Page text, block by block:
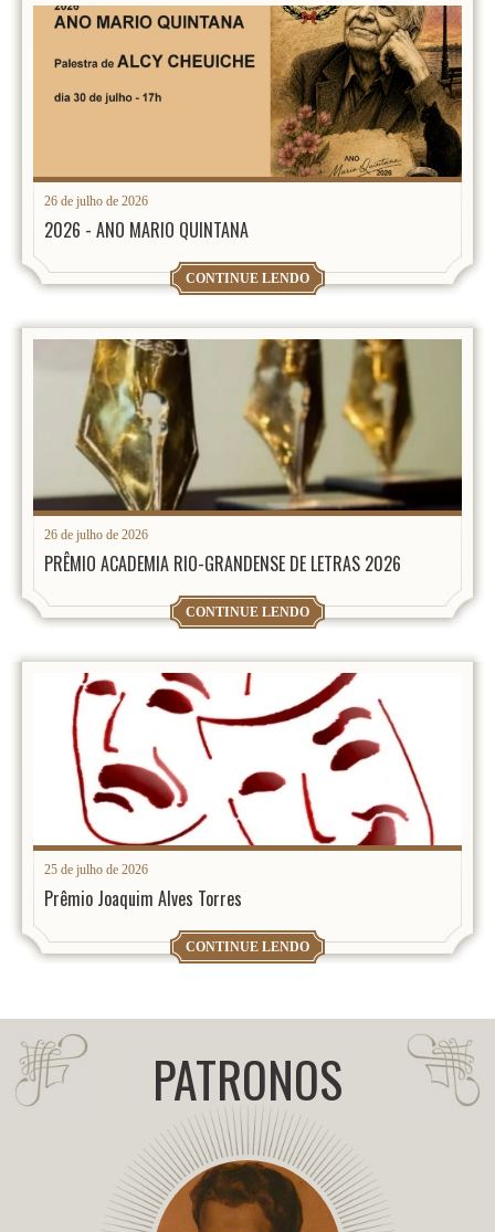
26 de julho de 2026
2026 - ANO MARIO QUINTANA
CONTINUE LENDO
26 de julho de 2026
PRÊMIO ACADEMIA RIO-GRANDENSE DE LETRAS 2026
CONTINUE LENDO
25 de julho de 2026
Prêmio Joaquim Alves Torres
CONTINUE LENDO
PATRONOS